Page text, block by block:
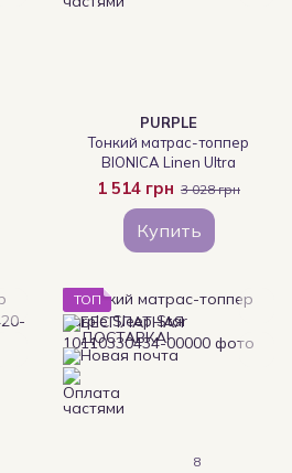
PURPLE
Тонкий матрас-топпер
BIONICA Linen Ultra
1 514 грн 3 028 грн
Купить
ТОП
8